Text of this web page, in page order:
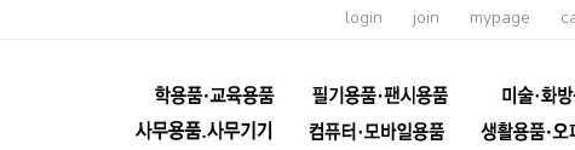
login join mypage